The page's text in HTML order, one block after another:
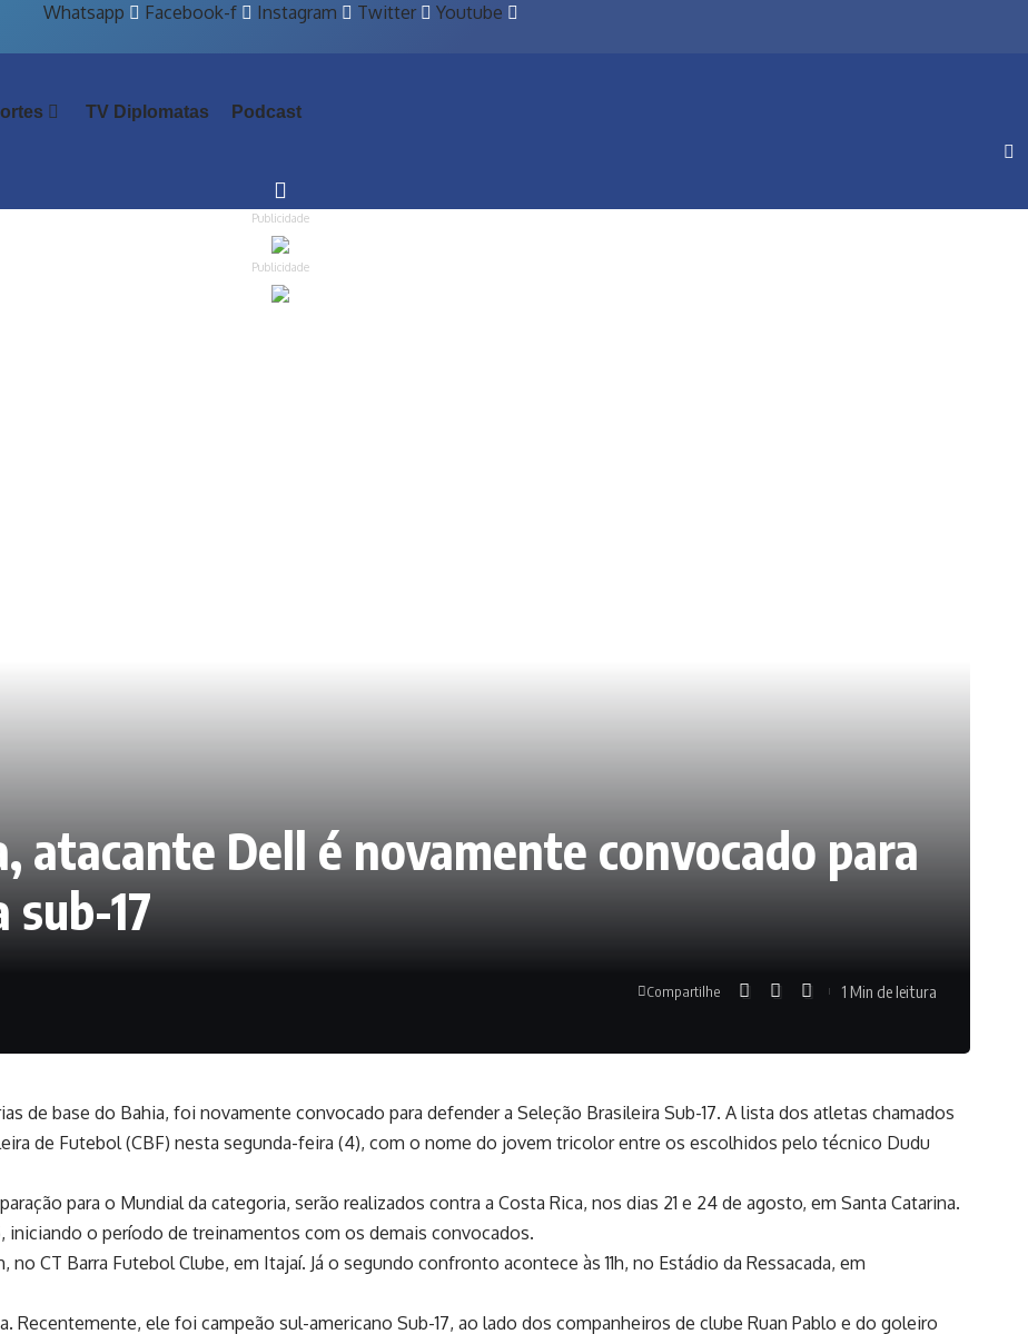
Whatsapp Facebook-f Instagram Twitter Youtube
TV Diplomatas Podcast
Publicidade
Publicidade
atacante Dell é novamente convocado para
sub-17
Compartilhe 1 Min de leitura
de base do Bahia, foi novamente convocado para defender a Seleção Brasileira Sub-17. A lista dos atletas chamados
de Futebol (CBF) nesta segunda-feira (4), com o nome do jovem tricolor entre os escolhidos pelo técnico Dudu
para o Mundial da categoria, serão realizados contra a Costa Rica, nos dias 21 e 24 de agosto, em Santa Catarina.
iniciando o período de treinamentos com os demais convocados.
no CT Barra Futebol Clube, em Itajaí. Já o segundo confronto acontece às 11h, no Estádio da Ressacada, em
Recentemente, ele foi campeão sul-americano Sub-17, ao lado dos companheiros de clube Ruan Pablo e do goleiro